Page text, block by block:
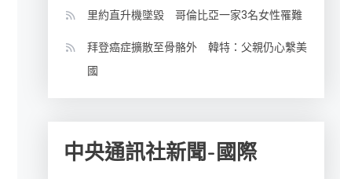
里約直升機墜毀 哥倫比亞一家3名女性罹難
拜登癌症擴散至骨骼外 韓特：父親仍心繫美
國
中央通訊社新聞-國際